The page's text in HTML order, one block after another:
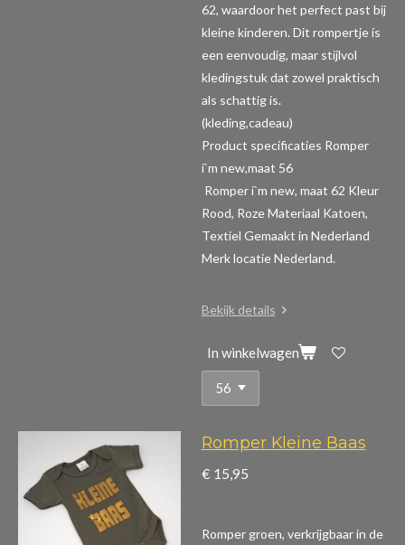
62, waardoor het perfect past bij
kleine kinderen. Dit rompertje is
een eenvoudig, maar stijlvol
kledingstuk dat zowel praktisch
als schattig is.
(kleding,cadeau)
Product specificaties Romper
i`m new,maat 56
Romper i`m new, maat 62 Kleur
Rood, Roze Materiaal Katoen,
Textiel Gemaakt in Nederland
Merk locatie Nederland.
Bekijk details
In winkelwagen
Romper Kleine Baas
€ 15,95
Romper groen, verkrijgbaar in de